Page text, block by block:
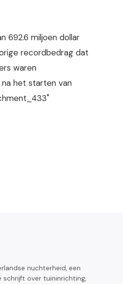
692.6 miljoen dollar
recordbedrag dat
waren
na het starten van
nuchterheid, een
over tuininrichting,